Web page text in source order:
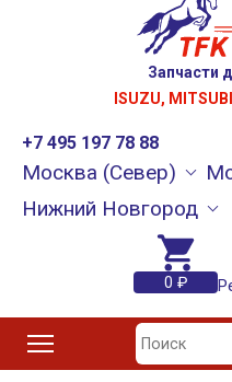
Запчасти
ISUZU,
+7 495 197 78 88
Москва (Север)
Нижний Новгород
0 ₽